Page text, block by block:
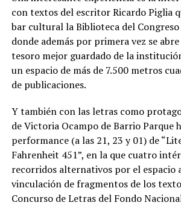
con textos del escritor Ricardo Piglia
bar cultural la Biblioteca del Congreso
donde además por primera vez se
tesoro mejor guardado de la
un espacio de más de 7.500 metros
de publicaciones.
Y también con las letras como
de Victoria Ocampo de Barrio Parque
performance (a las 21, 23 y 01) de
Fahrenheit 451”, en la que cuatro
recorridos alternativos por el espacio
vinculación de fragmentos de los
Concurso de Letras del Fondo